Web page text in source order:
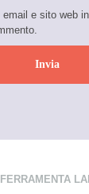
e sito web
FERRAMENTA